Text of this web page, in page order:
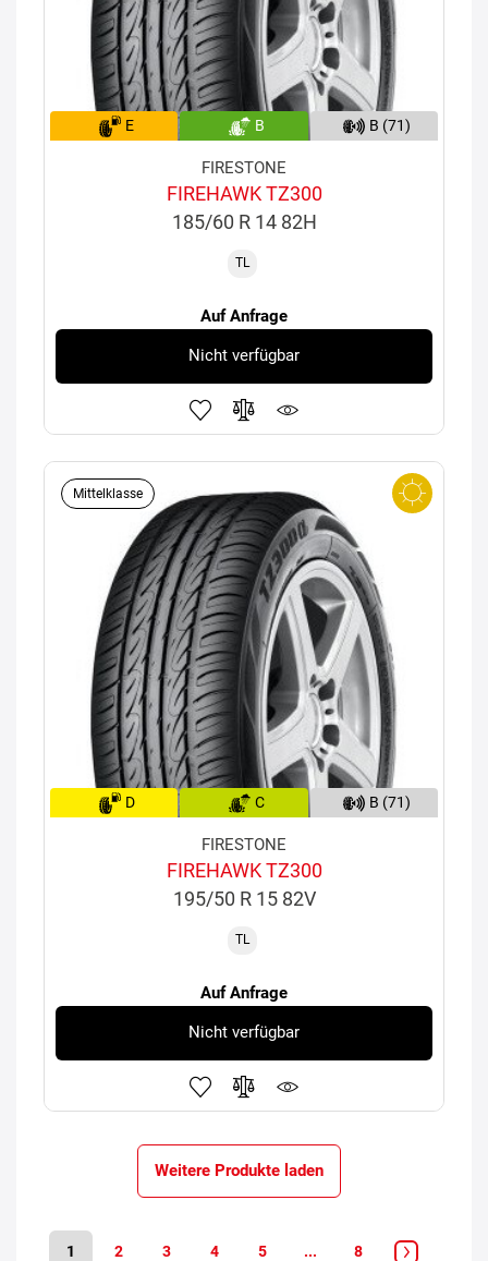
E B B (71)
FIRESTONE
FIREHAWK TZ300
185/60 R 14 82H
TL
Auf Anfrage
Nicht verfügbar
Mittelklasse
D C B (71)
FIRESTONE
FIREHAWK TZ300
195/50 R 15 82V
TL
Auf Anfrage
Nicht verfügbar
Weitere Produkte laden
1 2 3 4 5 ... 8